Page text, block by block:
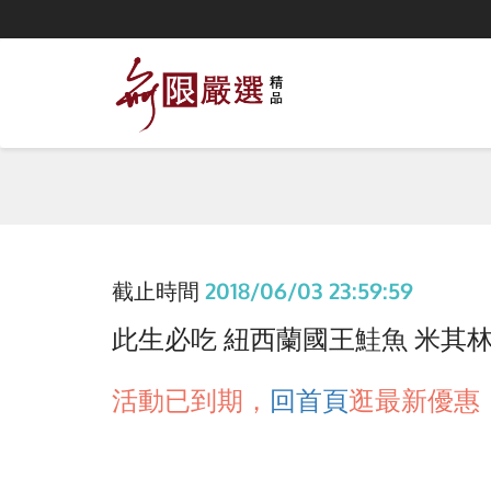
截止時間 2018/06/03 23:59:59
此生必吃 紐西蘭國王鮭魚 米其
活動已到期， 回首頁逛最新優惠